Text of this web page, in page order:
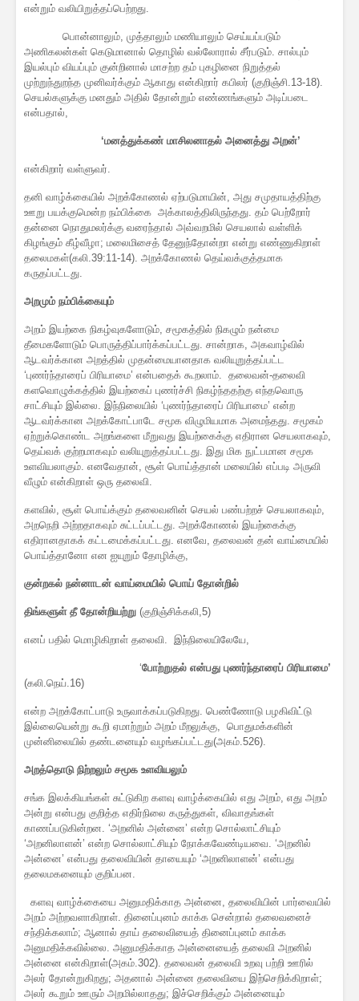
என்றும் வலியிறுத்தப்பெற்றது.
பொன்னாலும், முத்தாலும் மணியாலும் செய்யப்படும்
அணிகலன்கள் கெடுமானால் தொழில் வல்லோரால் சீர்படும். சால்பும்
இயல்பும் வியப்பும் குன்றினால் மாசற்ற தம் புகழினை நிறுத்தல்
முற்றுந்துறந்த முனிவர்க்கும் ஆகாது என்கிறார் கபிலர் (குறிஞ்சி.13-18).
செயல்களுக்கு மனதும் அதில் தோன்றும் எண்ணங்களும் அடிப்படை
என்பதால்,
‘மனத்துக்கண் மாசிலனாதல் அனைத்து அறன்’
என்கிறார் வள்ளுவர்.
தனி வாழ்க்கையில் அறக்கோணல் ஏற்படுமாயின், அது சமுதாயத்திற்கு
ஊறு பயக்குமென்ற நம்பிக்கை அக்காலத்திலிருந்தது. தம் பெற்றோர்
தன்னை நொதுமலர்க்கு வரைந்தால் அவ்வறமில் செயலால் வள்ளிக்
கிழங்கும் கீழ்வீழா; மலைமிசைத் தேனுந்தோன்றா என்று எண்ணுகிறாள்
தலைமகள்(கலி.39:11-14). அறக்கோணல் தெய்வக்குத்தமாக
கருதப்பட்டது.
அறமும் நம்பிக்கையும்
அறம் இயற்கை நிகழ்வுகளோடும், சமூகத்தில் நிகழும் நன்மை
தீமைகளோடும் பொருத்திப்பார்க்கப்பட்டது. சான்றாக, அகவாழ்வில்
ஆடவர்க்கான அறத்தில் முதன்மையானதாக வலியுறுத்தப்பட்ட
‘புணர்ந்தாரைப் பிரியாமை’ என்பதைக் கூறலாம். தலைவன்-தலைவி
களவொழுக்கத்தில் இயற்கைப் புணர்ச்சி நிகழ்ந்ததற்கு எந்தவொரு
சாட்சியும் இல்லை. இந்நிலையில் ‘புணர்ந்தாரைப் பிரியாமை’ என்ற
ஆடவர்க்கான அறக்கோட்பாடே சமூக விழுமியமாக அமைந்தது. சமூகம்
ஏற்றுக்கொண்ட அறங்களை மீறுவது இயற்கைக்கு எதிரான செயலாகவும்,
தெய்வக் குற்றமாகவும் வலியுறுத்தப்பட்டது. இது மிக நுட்பமான சமூக
உளவியலாகும். எனவேதான், சூள் பொய்த்தான் மலையில் எப்படி அருவி
வீழும் என்கிறாள் ஒரு தலைவி.
களவில், சூள் பொய்க்கும் தலைவனின் செயல் பண்பற்றச் செயலாகவும்,
அறநெறி அற்றதாகவும் சுட்டப்பட்டது. அறக்கோணல் இயற்கைக்கு
எதிரானதாகக் கட்டமைக்கப்பட்டது. எனவே, தலைவன் தன் வாய்மையில்
பொய்த்தானோ என ஐயுறும் தோழிக்கு,
குன்றகல் நன்னாடன் வாய்மையில் பொய் தோன்றில்
திங்களுள் தீ தோன்றியற்று (குறிஞ்சிக்கலி,5)
எனப் பதில் மொழிகிறாள் தலைவி. இந்நிலையிலேயே,
‘போற்றுதல் என்பது புணர்ந்தாரைப் பிரியாமை’
(கலி.நெய்.16)
என்ற அறக்கோட்பாடு உருவாக்கப்படுகிறது. பெண்ணோடு பழகிவிட்டு
இல்லையென்று கூறி ஏமாற்றும் அறம் மீறலுக்கு, பொதுமக்களின்
முன்னிலையில் தண்டனையும் வழங்கப்பட்டது(அகம்.526).
அறத்தொடு நிற்றலும் சமூக உளவியலும்
சங்க இலக்கியங்கள் சுட்டுகிற களவு வாழ்க்கையில் எது அறம், எது அறம்
அன்று என்பது குறித்த எதிர்நிலை கருத்துகள், விவாதங்கள்
காணப்படுகின்றன. ‘அறனில் அன்னை’ என்ற சொல்லாட்சியும்
‘அறனிலாளன்’ என்ற சொல்லாட்சியும் நோக்கவேண்டியவை. ‘அறனில்
அன்னை’ என்பது தலைவியின் தாயையும் ‘அறனிலாளன்’ என்பது
தலைமகனையும் குறிப்பன.
களவு வாழ்க்கையை அனுமதிக்காத அன்னை, தலைவியின் பார்வையில்
அறம் அற்றவளாகிறாள். தினைப்புனம் காக்க சென்றால் தலைவனைச்
சந்திக்கலாம்; ஆனால் தாய் தலைவியைத் தினைப்புனம் காக்க
அனுமதிக்கவில்லை. அனுமதிக்காத அன்னையைத் தலைவி அறனில்
அன்னை என்கிறாள்(அகம்.302). தலைவன் தலைவி உறவு பற்றி ஊரில்
அலர் தோன்றுகிறது; அதனால் அன்னை தலைவியை இற்செறிக்கிறாள்;
அலர் கூறும் ஊரும் அறமில்லாதது; இச்செறிக்கும் அன்னையும்